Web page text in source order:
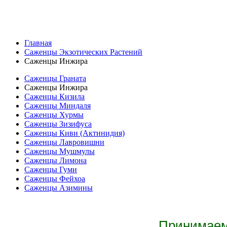
Главная
Саженцы Экзотических Растений
Саженцы Инжира
Саженцы Граната
Саженцы Инжира
Саженцы Кизила
Саженцы Миндаля
Саженцы Хурмы
Саженцы Зизифуса
Саженцы Киви (Актинидия)
Саженцы Лавровишни
Саженцы Мушмулы
Саженцы Лимона
Саженцы Гуми
Саженцы Фейхоа
Саженцы Азимины